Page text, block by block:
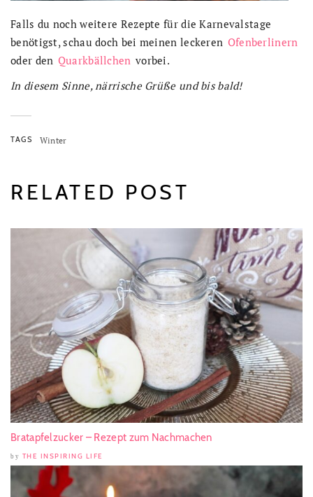
Falls du noch weitere Rezepte für die Karnevalstage
benötigst, schau doch bei meinen leckeren Ofenberlinern
oder den Quarkbällchen vorbei.
In diesem Sinne, närrische Grüße und bis bald!
TAGS Winter
RELATED POST
Bratapfelzucker – Rezept zum Nachmachen
by THE INSPIRING LIFE